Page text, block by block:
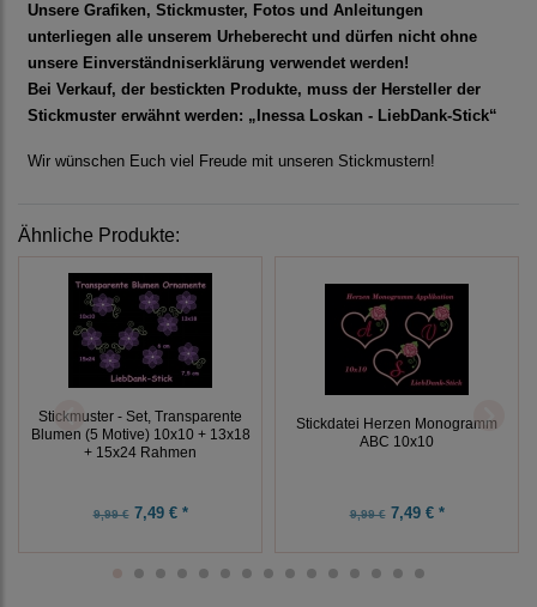
Unsere Grafiken, Stickmuster, Fotos und Anleitungen
unterliegen alle unserem Urheberecht und dürfen nicht ohne
unsere Einverständniserklärung verwendet werden!
Bei Verkauf, der bestickten Produkte, muss der Hersteller der
Stickmuster erwähnt werden: „Inessa Loskan - LiebDank-Stick“
Wir wünschen Euch viel Freude mit unseren Stickmustern!
Ähnliche Produkte:
Stickmuster - Set, Transparente
Blumen (5 Motive) 10x10 + 13x18
+ 15x24 Rahmen
9,99 €7,49 € *
Stickdatei Herzen Monogramm
ABC 10x10
9,99 €7,49 € *